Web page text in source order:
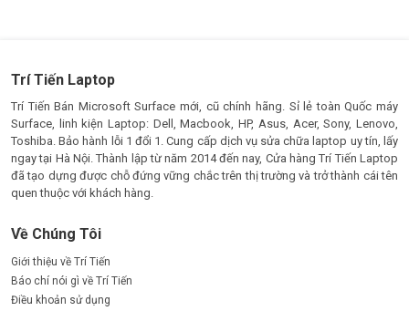
Trí Tiến Laptop
Trí Tiến Bán Microsoft Surface mới, cũ chính hãng. Sỉ lẻ toàn Quốc máy
Surface, linh kiện Laptop: Dell, Macbook, HP, Asus, Acer, Sony, Lenovo,
Toshiba. Bảo hành lỗi 1 đổi 1. Cung cấp dịch vụ sửa chữa laptop uy tín, lấy
ngay tại Hà Nội. Thành lập từ năm 2014 đến nay, Cửa hàng Trí Tiến Laptop
đã tạo dựng được chỗ đứng vững chắc trên thị trường và trở thành cái tên
quen thuộc với khách hàng.
Về Chúng Tôi
Giới thiệu về Trí Tiến
Báo chí nói gì về Trí Tiến
Điều khoản sử dụng